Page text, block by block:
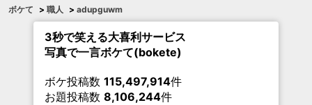
ボケて > 職人 > adupguwm
3秒で笑える大喜利サービス
写真で一言ボケて(bokete)
ボケ投稿数 115,497,914件
お題投稿数 8,106,244件